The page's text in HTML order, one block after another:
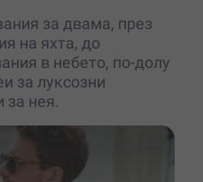
за двама, през
на яхта, до
в небето, по-долу
за луксозни
за нея.